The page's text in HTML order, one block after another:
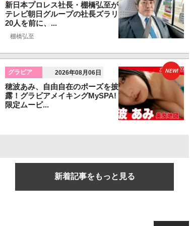
新日本プロレス社長・棚橋弘至が
テレビ朝日グループの社長ズラリ
20人を前に、...
棚橋弘至
グラビア 2026年08月06日
穂波あみ、自由自在のポーズを披
露！グラビアメイキングMySPA!
限定ムービ...
NEW!
新着記事をもっと見る